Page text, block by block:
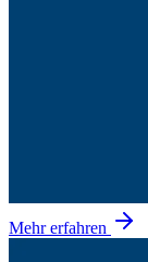
Mehr erfahren